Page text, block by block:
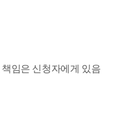
임은 신청자에게 있음